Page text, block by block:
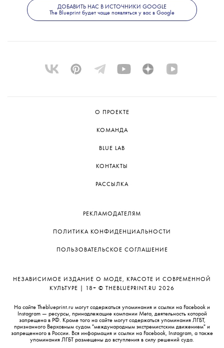
Режиссером следующего фильма станет
Дени Вильнев.
ДОБАВИТЬ НАС В ИСТОЧНИКИ GOOGLE
The Blueprint будет чаще появляться у вас в Google
О ПРОЕКТЕ
КОМАНДА
BLUE LAB
КОНТАКТЫ
РАССЫЛКА
РЕКЛАМОДАТЕЛЯМ
ПОЛИТИКА КОНФИДЕНЦИАЛЬНОСТИ
ПОЛЬЗОВАТЕЛЬСКОЕ СОГЛАШЕНИЕ
НЕЗАВИСИМОЕ ИЗДАНИЕ О МОДЕ, КРАСОТЕ И СОВРЕМЕННОЙ
КУЛЬТУРЕ | 18+ © THEBLUEPRINT.RU 2026
На сайте Theblueprint.ru могут содержаться упоминания и ссылки на Facebook и
Instagram — ресурсы, принадлежащие компании Meta, деятельность которой
запрещена в РФ. Кроме того на сайте могут содержаться упоминания ЛГБТ,
признанного Верховным судом "международным экстремистским движением" и
запрещенного в России. Вся информация и ссылки на Facebook, Instagram, а также
упоминания ЛГБТ размещены до вступления в силу решений суда.